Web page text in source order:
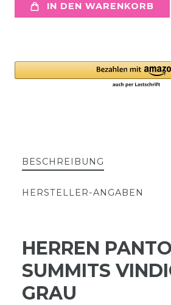
IN DEN WARENKORB
BESCHREIBUNG
HERSTELLER-ANGABEN
HERREN
SUMMITS
GRAU